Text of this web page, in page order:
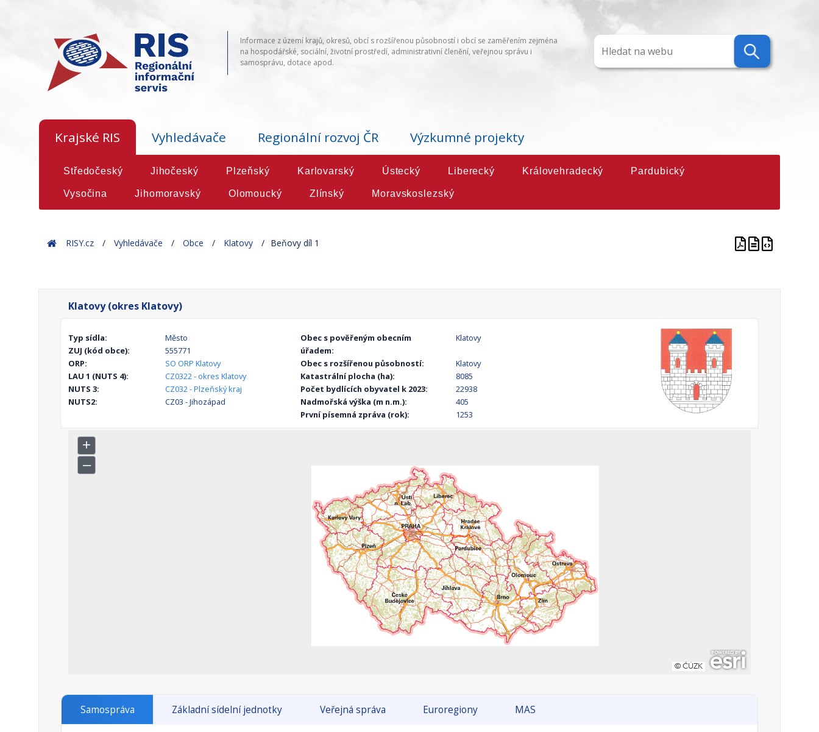
Informace z území krajů, okresů, obcí s rozšířenou působností i obcí se zaměřením zejména
na hospodářské, sociální, životní prostředí, administrativní členění, veřejnou správu i
samosprávu, dotace apod.
Krajské RIS Vyhledávače Regionální rozvoj ČR Výzkumné projekty
Středočeský Jihočeský Plzeňský Karlovarský Ústecký Liberecký Královehradecký Pardubický
Vysočina Jihomoravský Olomoucký Zlínský Moravskoslezský
HomeRISY.cz Vyhledávače Obce Klatovy Beňovy díl 1
Klatovy (okres Klatovy)
Typ sídla:
Město
ZUJ (kód obce):
555771
ORP:
SO ORP Klatovy
LAU 1 (NUTS 4):
CZ0322 - okres Klatovy
NUTS 3:
CZ032 - Plzeňský kraj
NUTS2:
CZ03 - Jihozápad
Obec s pověřeným obecním
úřadem:
Klatovy
Obec s rozšířenou působností:
Klatovy
Katastrální plocha (ha):
8085
Počet bydlících obyvatel k 2023:
22938
Nadmořská výška (m n.m.):
405
První písemná zpráva (rok):
1253
Samospráva Základní sídelní jednotky Veřejná správa Euroregiony MAS